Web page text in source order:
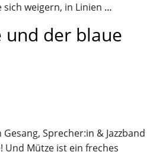
sich weigern, in Linien …
und der blaue
Sprecher:in & Jazzband
Und Mütze ist ein freches